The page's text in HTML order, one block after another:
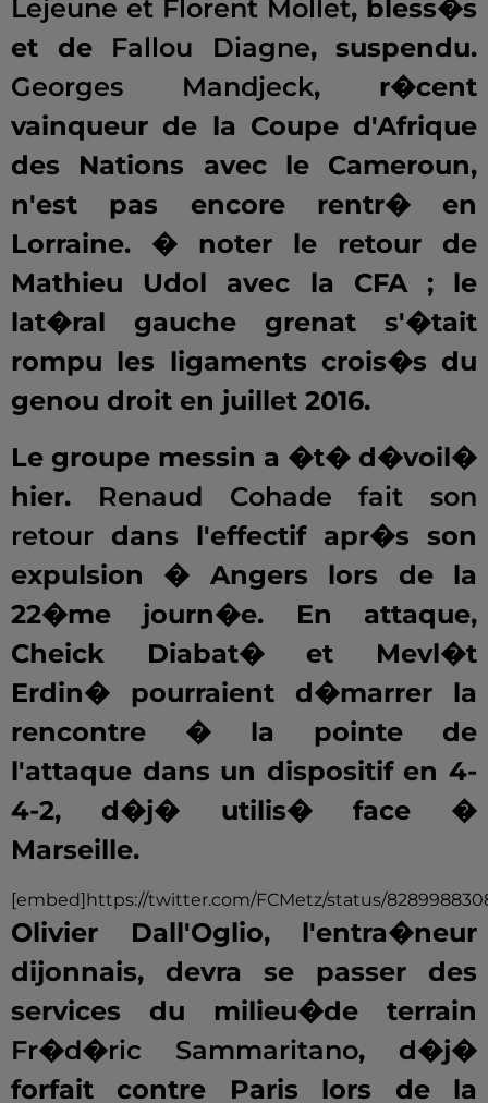
Lejeune et Florent Mollet, bless�s
et de Fallou Diagne, suspendu.
Georges Mandjeck, r�cent
vainqueur de la Coupe d'Afrique
des Nations avec le Cameroun,
n'est pas encore rentr� en
Lorraine. � noter le retour de
Mathieu Udol avec la CFA ; le
lat�ral gauche grenat s'�tait
rompu les ligaments crois�s du
genou droit en juillet 2016.
Le groupe messin a �t� d�voil�
hier. Renaud Cohade fait son
retour dans l'effectif apr�s son
expulsion � Angers lors de la
22�me journ�e. En attaque,
Cheick Diabat� et Mevl�t
Erdin� pourraient d�marrer la
rencontre � la pointe de
l'attaque dans un dispositif en 4-
4-2, d�j� utilis� face �
Marseille.
[embed]https://twitter.com/FCMetz/status/
Olivier Dall'Oglio, l'entra�neur
dijonnais, devra se passer des
services du milieu�de terrain
Fr�d�ric Sammaritano, d�j�
forfait contre Paris lors de la